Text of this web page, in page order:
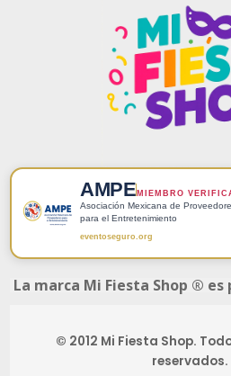
AMPE MIEMBRO
Asociación Mexicana de
para el Entretenimiento
eventoseguro.org
La marca Mi Fiesta Shop ® es
© 2012 Mi Fiesta Shop.
reservados.